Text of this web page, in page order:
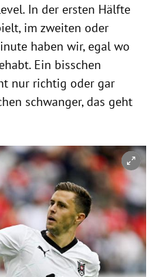
In der ersten Hälfte
im zweiten oder
haben wir, egal wo
Ein bisschen
nur richtig oder gar
schwanger, das geht
schließen